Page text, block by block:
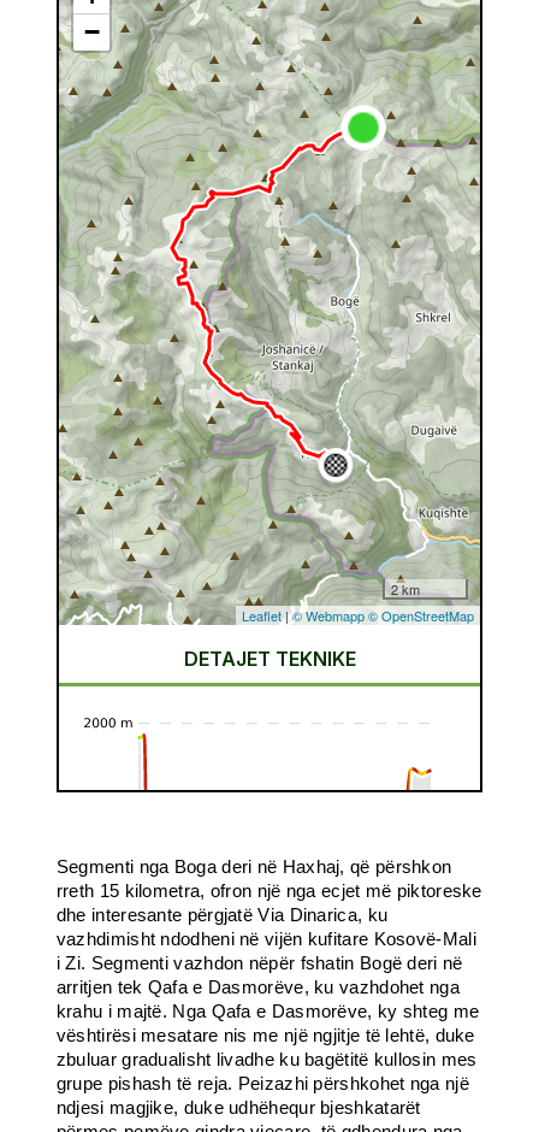
Segmenti nga Boga deri në Haxhaj, që përshkon
rreth 15 kilometra, ofron një nga ecjet më piktoreske
dhe interesante përgjatë Via Dinarica, ku
vazhdimisht ndodheni në vijën kufitare Kosovë-Mali
i Zi. Segmenti vazhdon nëpër fshatin Bogë deri në
arritjen tek Qafa e Dasmorëve, ku vazhdohet nga
krahu i majtë. Nga Qafa e Dasmorëve, ky shteg me
vështirësi mesatare nis me një ngjitje të lehtë, duke
zbuluar gradualisht livadhe ku bagëtitë kullosin mes
grupe pishash të reja. Peizazhi përshkohet nga një
ndjesi magjike, duke udhëhequr bjeshkatarët